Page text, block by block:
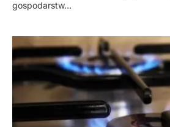
gospodarstw…